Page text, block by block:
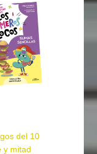
del 10
y mitad